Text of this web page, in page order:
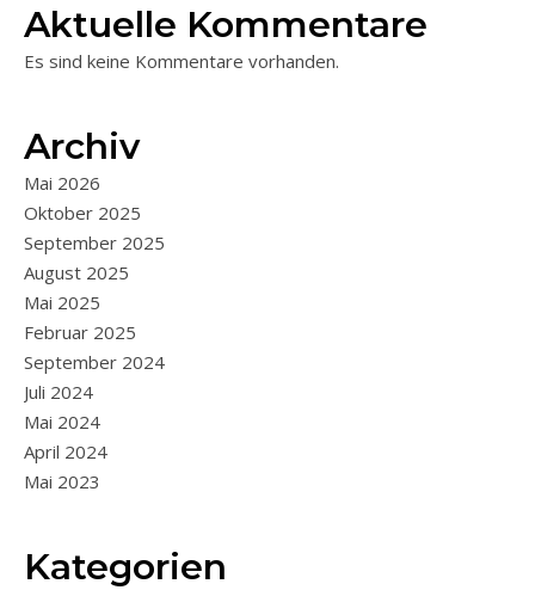
Aktuelle Kommentare
Es sind keine Kommentare vorhanden.
Archiv
Mai 2026
Oktober 2025
September 2025
August 2025
Mai 2025
Februar 2025
September 2024
Juli 2024
Mai 2024
April 2024
Mai 2023
Kategorien